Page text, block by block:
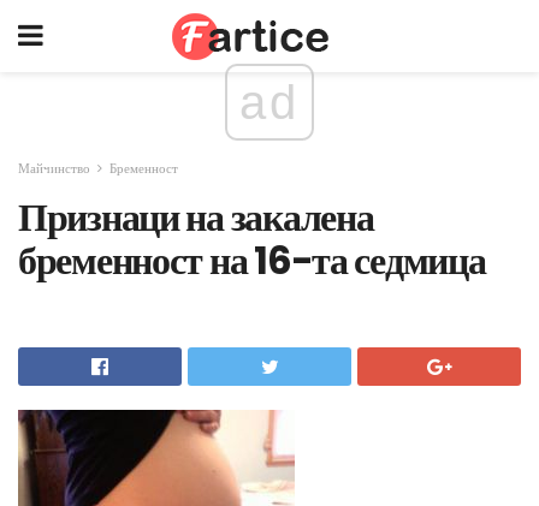
ad
Майчинство Бременност
Признаци на закалена
бременност на 16-та седмица